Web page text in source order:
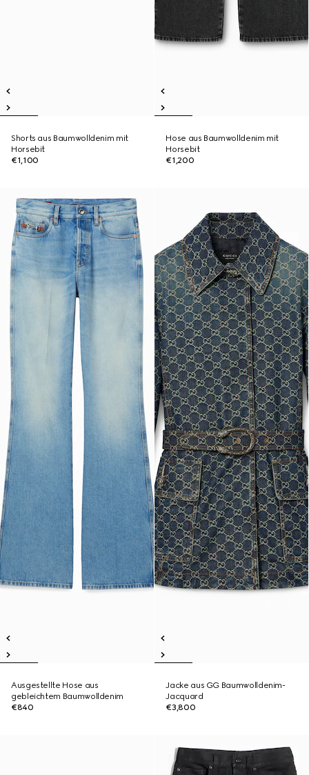
Shorts aus Baumwolldenim mit
Horsebit
€1,100
Hose aus Baumwolldenim mit
Horsebit
€1,200
Ausgestellte Hose aus
gebleichtem Baumwolldenim
€840
Jacke aus GG Baumwolldenim-
Jacquard
€3,800